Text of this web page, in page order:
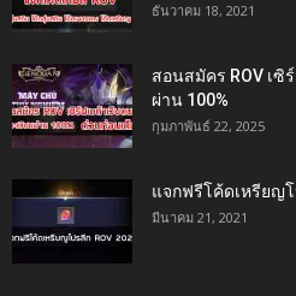
ธันวาคม 18, 2021
สอนสมัคร ROV เซิ
ผ่าน 100%
กุมภาพันธ์ 22, 2025
แจกฟรีโค้ดเหรียญโ
มีนาคม 21, 2021